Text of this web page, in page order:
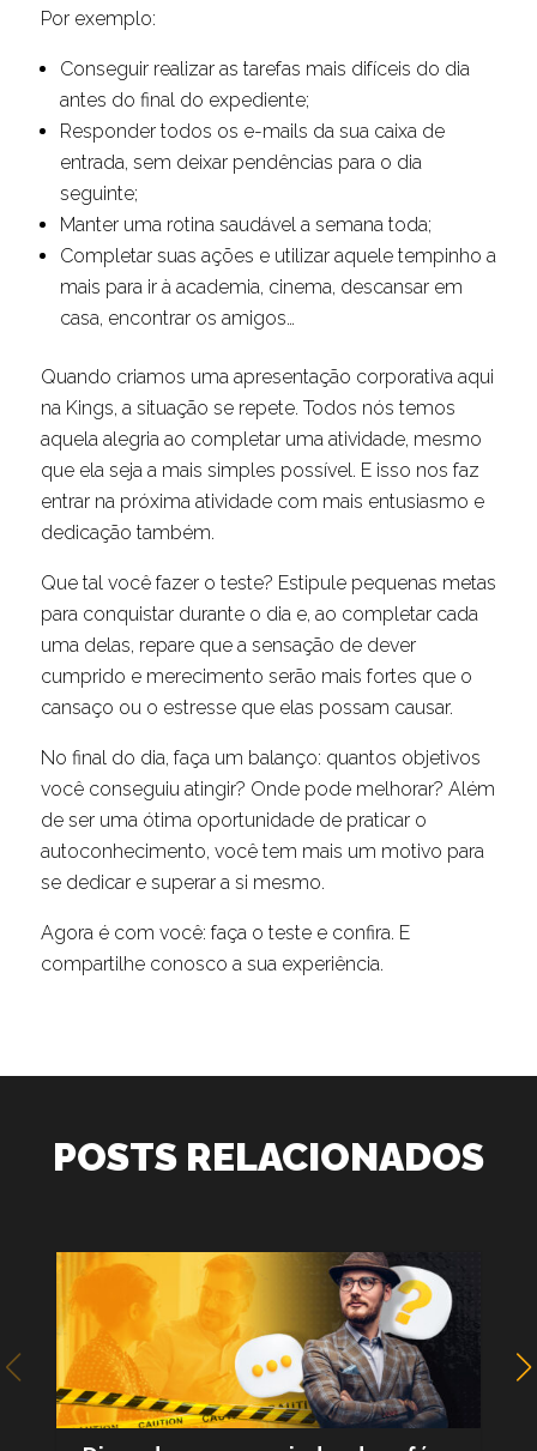
Por exemplo:
Conseguir realizar as tarefas mais difíceis do dia
antes do final do expediente;
Responder todos os e-mails da sua caixa de
entrada, sem deixar pendências para o dia
seguinte;
Manter uma rotina saudável a semana toda;
Completar suas ações e utilizar aquele tempinho a
mais para ir à academia, cinema, descansar em
casa, encontrar os amigos…
Quando criamos uma apresentação corporativa aqui
na Kings, a situação se repete. Todos nós temos
aquela alegria ao completar uma atividade, mesmo
que ela seja a mais simples possível. E isso nos faz
entrar na próxima atividade com mais entusiasmo e
dedicação também.
Que tal você fazer o teste? Estipule pequenas metas
para conquistar durante o dia e, ao completar cada
uma delas, repare que a sensação de dever
cumprido e merecimento serão mais fortes que o
cansaço ou o estresse que elas possam causar.
No final do dia, faça um balanço: quantos objetivos
você conseguiu atingir? Onde pode melhorar? Além
de ser uma ótima oportunidade de praticar o
autoconhecimento, você tem mais um motivo para
se dedicar e superar a si mesmo.
Agora é com você: faça o teste e confira. E
compartilhe conosco a sua experiência.
POSTS RELACIONADOS